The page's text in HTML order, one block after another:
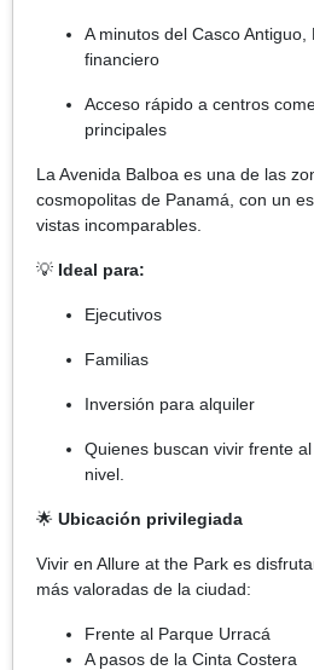
A minutos del Casco
financiero
Acceso rápido a centros
principales
La Avenida Balboa es una de las
cosmopolitas de Panamá, con un
vistas incomparables.
💡 Ideal para:
Ejecutivos
Familias
Inversión para alquiler
Quienes buscan vivir frente
nivel.
🌟 Ubicación privilegiada
Vivir en Allure at the Park es
más valoradas de la ciudad:
Frente al Parque Urracá
A pasos de la Cinta Costera